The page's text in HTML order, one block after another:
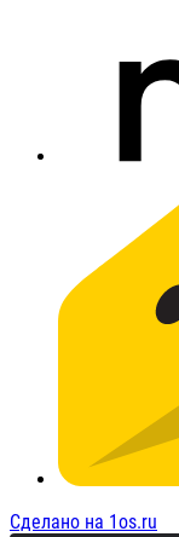
Сделано на 1os.ru